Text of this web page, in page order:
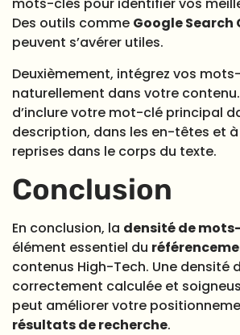
Des outils comme Google Search
peuvent s’avérer utiles.
Deuxièmement, intégrez vos
naturellement dans votre contenu.
d’inclure votre mot-clé principal
description, dans les en-têtes et
reprises dans le corps du texte.
Conclusion
En conclusion, la densité de
élément essentiel du
contenus High-Tech. Une densité
correctement calculée et
peut améliorer votre
résultats de recherche.